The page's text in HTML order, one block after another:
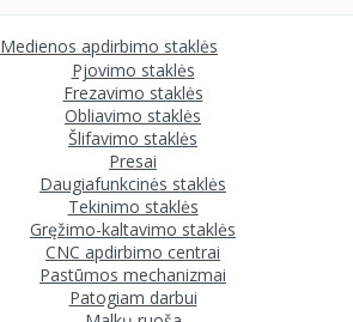
Medienos apdirbimo staklės
Pjovimo staklės
Frezavimo staklės
Obliavimo staklės
Šlifavimo staklės
Presai
Daugiafunkcinės staklės
Tekinimo staklės
Gręžimo-kaltavimo staklės
CNC apdirbimo centrai
Pastūmos mechanizmai
Patogiam darbui